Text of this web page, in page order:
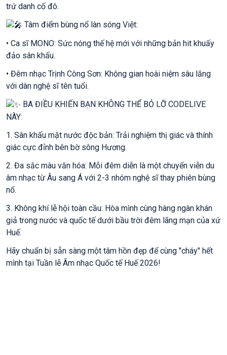
trứ danh cố đô.
Tâm điểm bùng nổ làn sóng Việt:
• Ca sĩ MONO: Sức nóng thế hệ mới với những bản hit khuấy
đảo sân khấu.
• Đêm nhạc Trịnh Công Sơn: Không gian hoài niệm sâu lắng
với dàn nghệ sĩ tên tuổi.
BA ĐIỀU KHIẾN BẠN KHÔNG THỂ BỎ LỠ CODELIVE
NÀY:
1. Sân khấu mặt nước độc bản: Trải nghiệm thị giác và thính
giác cực đỉnh bên bờ sông Hương.
2. Đa sắc màu văn hóa: Mỗi đêm diễn là một chuyến viễn du
âm nhạc từ Âu sang Á với 2-3 nhóm nghệ sĩ thay phiên bùng
nổ.
3. Không khí lễ hội toàn cầu: Hòa mình cùng hàng ngàn khán
giả trong nước và quốc tế dưới bầu trời đêm lãng mạn của xứ
Huế.
Hãy chuẩn bị sẵn sàng một tâm hồn đẹp để cùng "cháy" hết
mình tại Tuần lễ Âm nhạc Quốc tế Huế 2026!